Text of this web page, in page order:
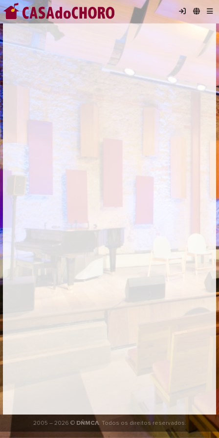
2005 – 2026 © DŇMCΛ. Todos os direitos reservados.